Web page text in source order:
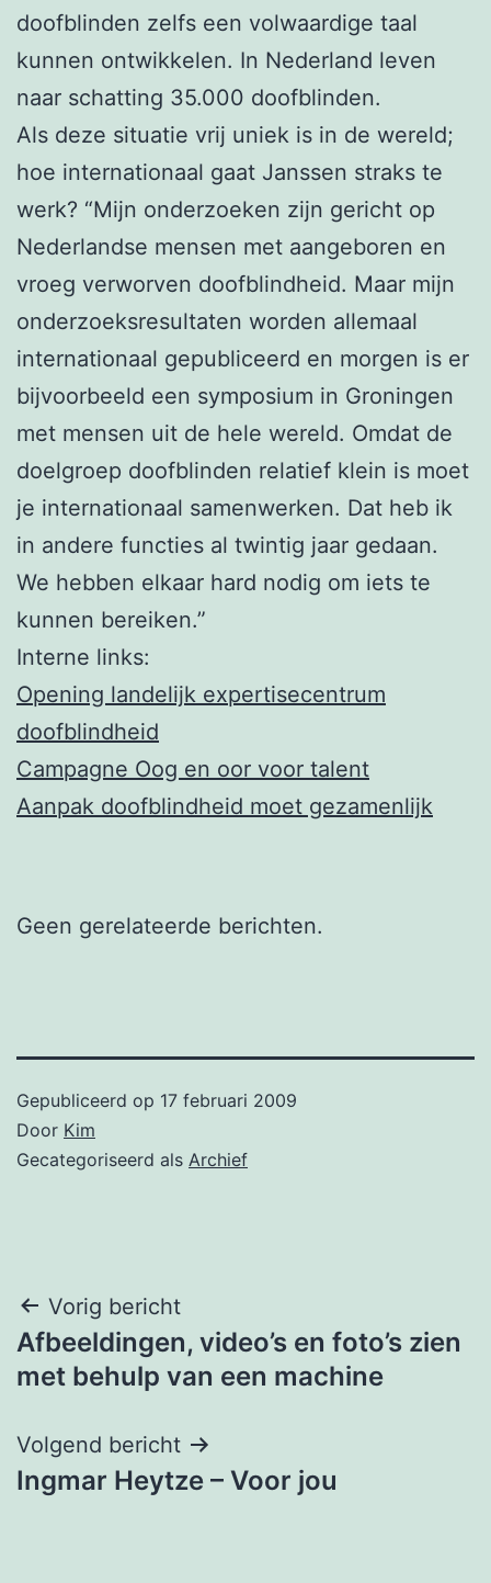
doofblinden zelfs een volwaardige taal
kunnen ontwikkelen. In Nederland leven
naar schatting 35.000 doofblinden.
Als deze situatie vrij uniek is in de wereld;
hoe internationaal gaat Janssen straks te
werk? “Mijn onderzoeken zijn gericht op
Nederlandse mensen met aangeboren en
vroeg verworven doofblindheid. Maar mijn
onderzoeksresultaten worden allemaal
internationaal gepubliceerd en morgen is er
bijvoorbeeld een symposium in Groningen
met mensen uit de hele wereld. Omdat de
doelgroep doofblinden relatief klein is moet
je internationaal samenwerken. Dat heb ik
in andere functies al twintig jaar gedaan.
We hebben elkaar hard nodig om iets te
kunnen bereiken.”
Interne links:
Opening landelijk expertisecentrum
doofblindheid
Campagne Oog en oor voor talent
Aanpak doofblindheid moet gezamenlijk
Geen gerelateerde berichten.
Gepubliceerd op 17 februari 2009
Door Kim
Gecategoriseerd als Archief
Bericht
navigatie
Vorig bericht
Afbeeldingen, video’s en foto’s zien
met behulp van een machine
Volgend bericht
Ingmar Heytze – Voor jou